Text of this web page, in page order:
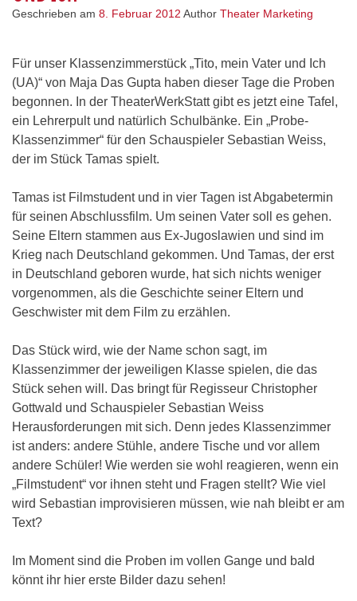
Unterricht
Geschrieben am 8. Februar 2012 Author Theater Marketing
Für unser Klassenzimmerstück „Tito, mein Vater und Ich
(UA)“ von Maja Das Gupta haben dieser Tage die Proben
begonnen. In der TheaterWerkStatt gibt es jetzt eine Tafel,
ein Lehrerpult und natürlich Schulbänke. Ein „Probe-
Klassenzimmer“ für den Schauspieler Sebastian Weiss,
der im Stück Tamas spielt.
Tamas ist Filmstudent und in vier Tagen ist Abgabetermin
für seinen Abschlussfilm. Um seinen Vater soll es gehen.
Seine Eltern stammen aus Ex-Jugoslawien und sind im
Krieg nach Deutschland gekommen. Und Tamas, der erst
in Deutschland geboren wurde, hat sich nichts weniger
vorgenommen, als die Geschichte seiner Eltern und
Geschwister mit dem Film zu erzählen.
Das Stück wird, wie der Name schon sagt, im
Klassenzimmer der jeweiligen Klasse spielen, die das
Stück sehen will. Das bringt für Regisseur Christopher
Gottwald und Schauspieler Sebastian Weiss
Herausforderungen mit sich. Denn jedes Klassenzimmer
ist anders: andere Stühle, andere Tische und vor allem
andere Schüler! Wie werden sie wohl reagieren, wenn ein
„Filmstudent“ vor ihnen steht und Fragen stellt? Wie viel
wird Sebastian improvisieren müssen, wie nah bleibt er am
Text?
Im Moment sind die Proben im vollen Gange und bald
könnt ihr hier erste Bilder dazu sehen!